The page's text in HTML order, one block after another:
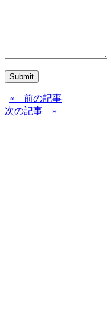
Submit
« 前の記事
次の記事 »